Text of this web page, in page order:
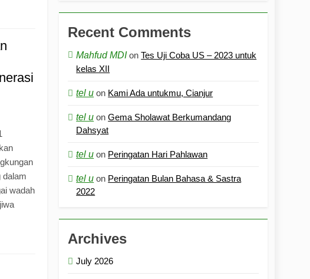
dalam
wadah
Recent Comments
Mahfud MDIonTes Uji Coba US – 2023 untuk
kelas XII
tel u on Kami Ada untukmu, Cianjur
tel u onGema Sholawat Berkumandang
Dahsyat
tel u on Peringatan Hari Pahlawan
tel u on Peringatan Bulan Bahasa & Sastra
2022
Archives
July 2026